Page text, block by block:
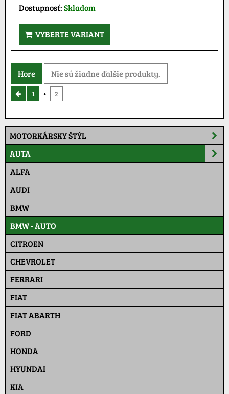
Dostupnosť:Skladom
VYBERTE VARIANT
Hore Nie sú žiadne ďalšie produkty.
1 2
MOTORKÁRSKY ŠTÝL
AUTA
ALFA
AUDI
BMW
BMW - AUTO
CITROEN
CHEVROLET
FERRARI
FIAT
FIAT ABARTH
FORD
HONDA
HYUNDAI
KIA